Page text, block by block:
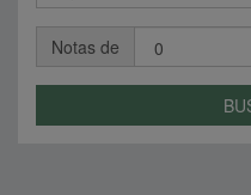
Notas de